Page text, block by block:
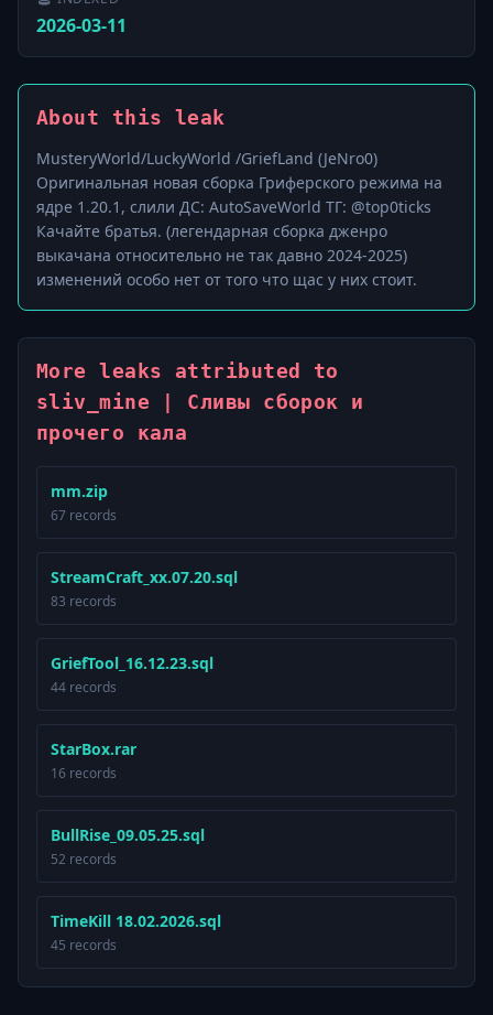
2026-03-11
About this leak
MusteryWorld/LuckyWorld /GriefLand (JeNro0)
Оригинальная новая сборка Гриферского режима на
ядре 1.20.1, слили ДС: AutoSaveWorld ТГ: @top0ticks
Качайте братья. (легендарная сборка дженро
выкачана относительно не так давно 2024-2025)
изменений особо нет от того что щас у них стоит.
More leaks attributed to
sliv_mine | Сливы сборок и
прочего кала
mm.zip
67 records
StreamCraft_xx.07.20.sql
83 records
GriefTool_16.12.23.sql
44 records
StarBox.rar
16 records
BullRise_09.05.25.sql
52 records
TimeKill 18.02.2026.sql
45 records